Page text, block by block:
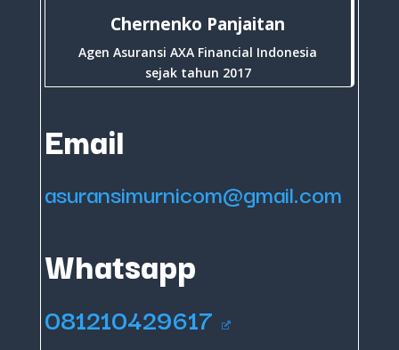
Chernenko Panjaitan
Agen Asuransi AXA Financial Indonesia
sejak tahun 2017
Email
asuransimurnicom@gmail.com
Whatsapp
081210429617